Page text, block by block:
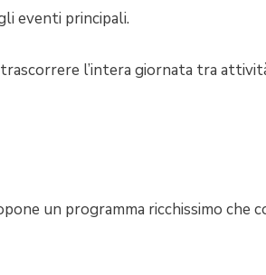
eventi principali.
l’intera giornata tra
un programma ricchissimo che